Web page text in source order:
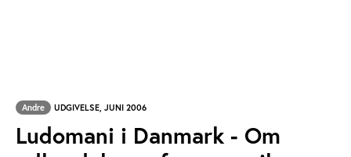
Andre UDGIVELSE, JUNI 2006
Ludomani i Danmark - Om